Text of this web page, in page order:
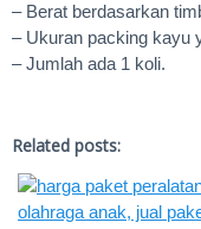
– Berat berdasarkan
– Ukuran packing kayu
– Jumlah ada 1 koli.
Related posts: